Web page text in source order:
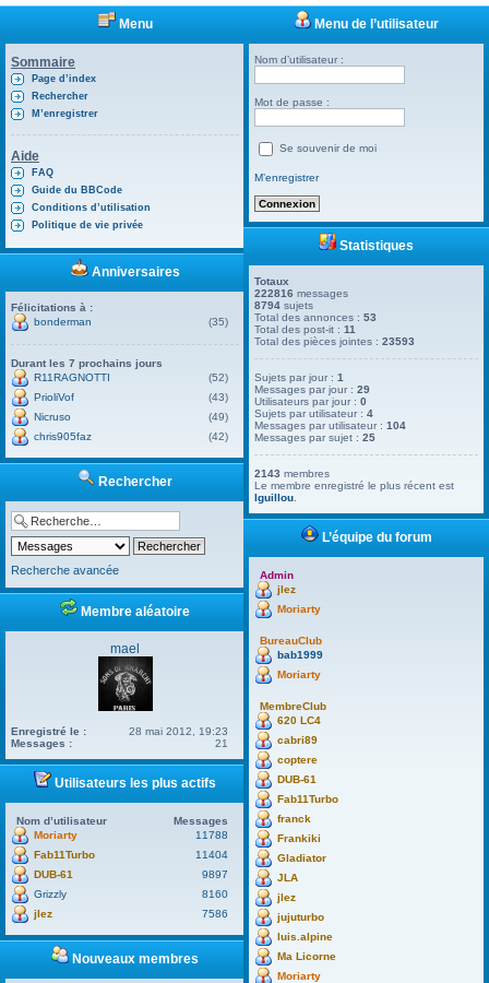
Menu
Sommaire
Page d’index
Rechercher
M’enregistrer
Aide
FAQ
Guide du BBCode
Conditions d’utilisation
Politique de vie privée
Anniversaires
Félicitations à :
bonderman
(35)
Durant les 7 prochains jours
R11RAGNOTTI
(52)
PrioliVof
(43)
Nicruso
(49)
chris905faz
(42)
Rechercher
Recherche avancée
Membre aléatoire
mael
Enregistré le :
28 mai 2012, 19:23
Messages :
21
Utilisateurs les plus actifs
Nom d’utilisateur
Messages
Moriarty
11788
Fab11Turbo
11404
DUB-61
9897
Grizzly
8160
jlez
7586
Nouveaux membres
Menu de l’utilisateur
Nom d’utilisateur :
Mot de passe :
Se souvenir de moi
M’enregistrer
Statistiques
Totaux
222816 messages
8794 sujets
Total des annonces :53
Total des post-it :11
Total des pièces jointes :23593
Sujets par jour :1
Messages par jour :29
Utilisateurs par jour :0
Sujets par utilisateur :4
Messages par utilisateur :104
Messages par sujet :25
2143 membres
Le membre enregistré le plus récent est
lguillou
L’équipe du forum
Admin
jlez
Moriarty
BureauClub
bab1999
Moriarty
MembreClub
620 LC4
cabri89
coptere
DUB-61
Fab11Turbo
franck
Frankiki
Gladiator
JLA
jlez
jujuturbo
luis.alpine
Ma Licorne
Moriarty